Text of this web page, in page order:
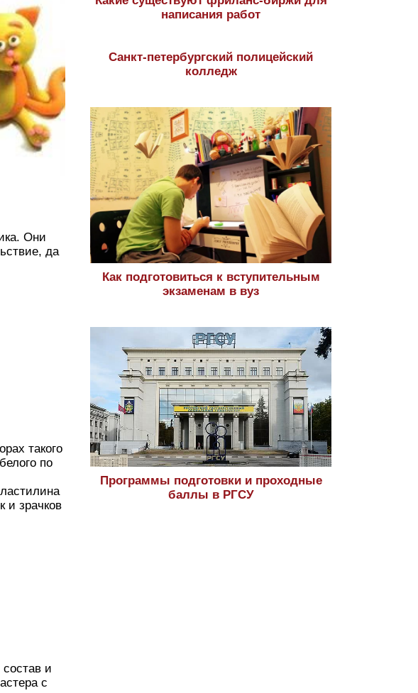
Они
да
такого
по
и зрачков
и
с
написания работ
Санкт-петербургский полицейский
колледж
Как подготовиться к вступительным
экзаменам в вуз
Программы подготовки и проходные
баллы в РГСУ